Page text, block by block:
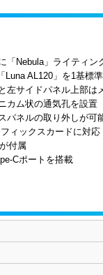
「Nebula」ライティン
Luna AL120」を1基標
左サイドパネル上部は
カム状の通気孔を設置
パネルの取り外しが可
ィックスカードに対応
付属
Cポートを搭載